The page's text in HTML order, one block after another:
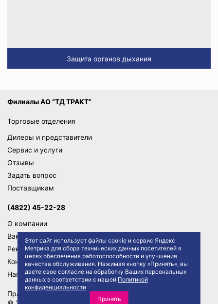
Этот сайт использует файлы cookie и сервис Яндекс
Метрика для сбора технических данных посетителей в
целях обеспечения работоспособности и улучшения
качества обслуживания. Нажимая кнопку «Принять», вы
даете свое согласие на обработку Ваших персональных
данных в соответствии с нашей Политикой
конфиденциальности
Принять
Защита органов дыхания
Филиалы АО “ТД ТРАКТ”
Торговые отделения
Дилеры и представители
Сервис и услуги
Отзывы
Задать вопрос
Поставщикам
(4822) 45-22-28
О компании
Вакансии
Реквизиты
Контакты
Написать директору
Правила сайта
Политика конфиденциальности